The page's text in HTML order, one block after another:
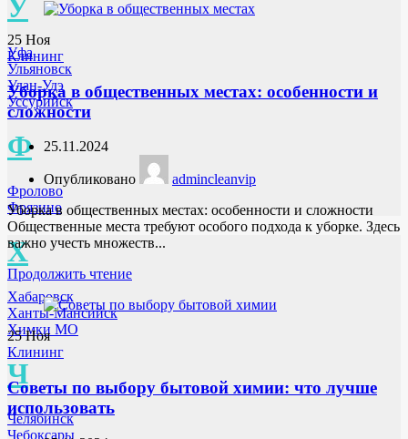
У
Уфа
Ульяновск
Улан-Удэ
Уссурийск
Ф
Фролово
Фрязино
Х
Хабаровск
Ханты-Мансийск
Химки МО
Ч
Челябинск
Чебоксары
25 Ноя
Клининг
Уборка в общественных местах: особенности и
сложности
25.11.2024
Опубликовано
admincleanvip
Уборка в общественных местах: особенности и сложности
Общественные места требуют особого подхода к уборке. Здесь
важно учесть множеств...
Продолжить чтение
25Ноя
Клининг
Советы по выбору бытовой химии: что лучше
использовать